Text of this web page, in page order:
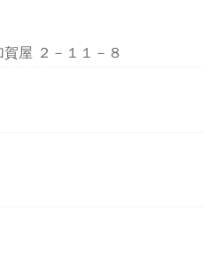
屋 ２－１１－８